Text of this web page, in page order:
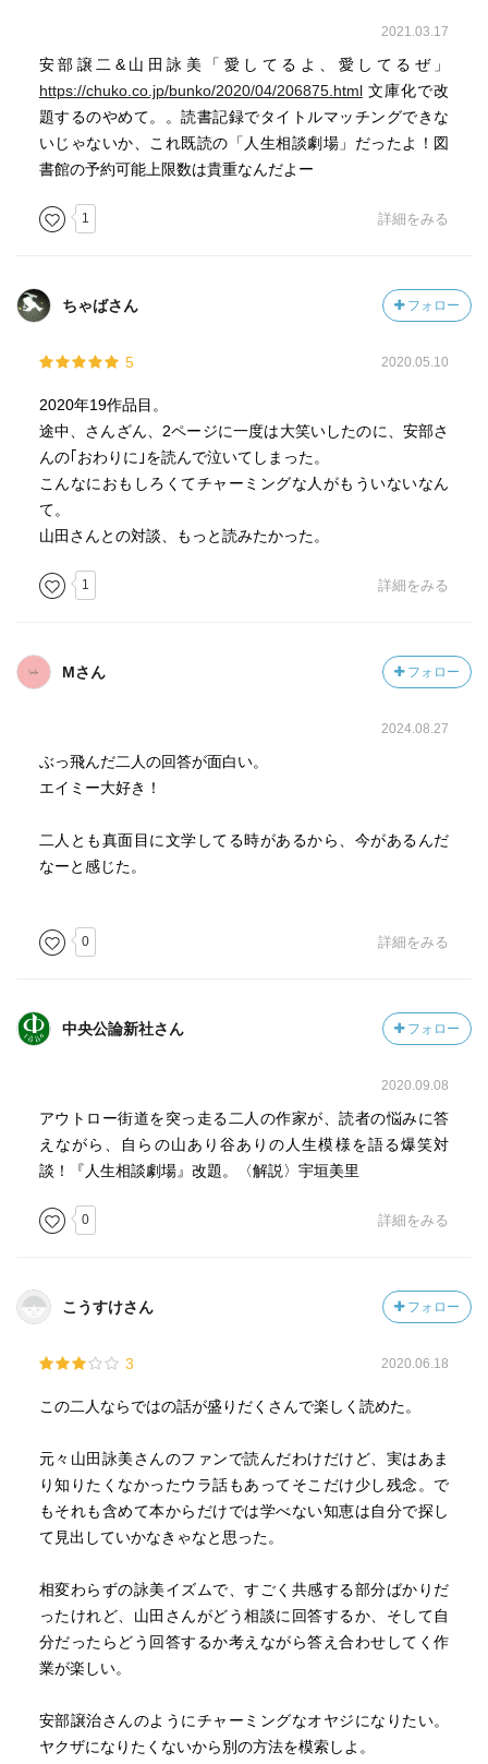
2021.03.17
安部譲二&山田詠美「愛してるよ、愛してるぜ」
https://chuko.co.jp/bunko/2020/04/206875.html文庫化で改
題するのやめて。。読書記録でタイトルマッチングできな
いじゃないか、これ既読の「人生相談劇場」だったよ！図
書館の予約可能上限数は貴重なんだよー
1 詳細をみる
ちゃばさん フォロー
5 2020.05.10
2020年19作品目。
途中、さんざん、2ページに一度は大笑いしたのに、安部さ
んの｢おわりに｣を読んで泣いてしまった。
こんなにおもしろくてチャーミングな人がもういないなん
て。
山田さんとの対談、もっと読みたかった。
1 詳細をみる
Mさん フォロー
2024.08.27
ぶっ飛んだ二人の回答が面白い。
エイミー大好き！
二人とも真面目に文学してる時があるから、今があるんだ
なーと感じた。
0 詳細をみる
中央公論新社さん フォロー
2020.09.08
アウトロー街道を突っ走る二人の作家が、読者の悩みに答
えながら、自らの山あり谷ありの人生模様を語る爆笑対
談！『人生相談劇場』改題。〈解説〉宇垣美里
0 詳細をみる
こうすけさん フォロー
3 2020.06.18
この二人ならではの話が盛りだくさんで楽しく読めた。
元々山田詠美さんのファンで読んだわけだけど、実はあま
り知りたくなかったウラ話もあってそこだけ少し残念。で
もそれも含めて本からだけでは学べない知恵は自分で探し
て見出していかなきゃなと思った。
相変わらずの詠美イズムで、すごく共感する部分ばかりだ
ったけれど、山田さんがどう相談に回答するか、そして自
分だったらどう回答するか考えながら答え合わせしてく作
業が楽しい。
安部譲治さんのようにチャーミングなオヤジになりたい。
ヤクザになりたくないから別の方法を模索しよ。